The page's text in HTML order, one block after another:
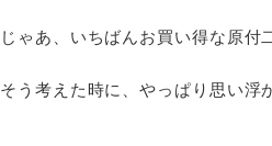
じゃあ、いちばんお買い得な原付
そう考えた時に、やっぱり思い浮